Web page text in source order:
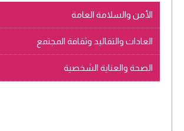
الأمن والسلامة العامة
العادات والتقاليد وثقافة المجتمع
الصحة والعناية الشخصية